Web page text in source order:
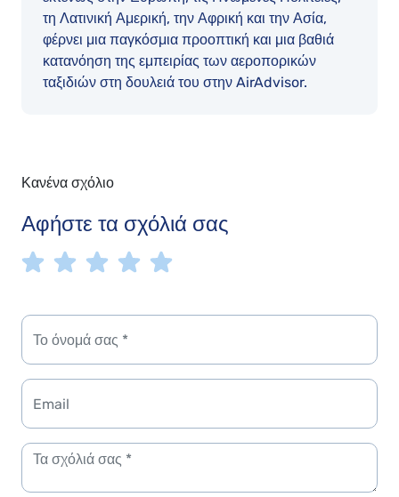
τη Λατινική Αμερική, την Αφρική και την Ασία,
φέρνει μια παγκόσμια προοπτική και μια βαθιά
κατανόηση της εμπειρίας των αεροπορικών
ταξιδιών στη δουλειά του στην AirAdvisor.
Κανένα σχόλιο
Αφήστε τα σχόλιά σας